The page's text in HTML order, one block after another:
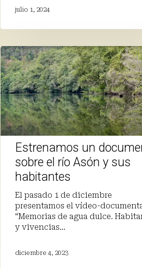
julio 1, 2024
Estrenamos
un
documental
sobre
el
río
Asón
y
sus
habitantes
Estrenamos un
sobre el río Asón y sus
habitantes
El pasado 1 de diciembre
presentamos el vídeo-
“Memorias de agua dulce.
y vivencias…
diciembre 4, 2023